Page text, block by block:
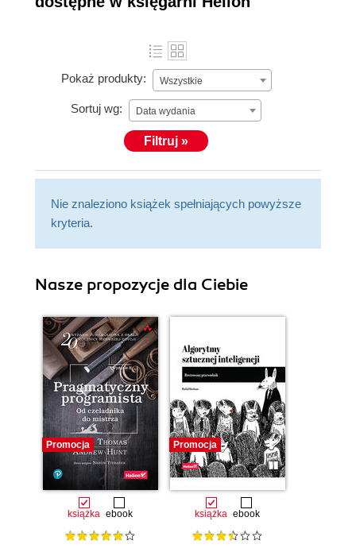
Pokaż produkty: Wszystkie
Sortuj wg: Data wydania
Filtruj »
Nie znaleziono książek spełniających powyższe
kryteria.
Nasze propozycje dla Ciebie
Promocja
książka ebook
Promocja
książka ebook